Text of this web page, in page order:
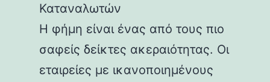
Καταναλωτών
Η φήμη είναι ένας από τους πιο
σαφείς δείκτες ακεραιότητας. Οι
εταιρείες με ικανοποιημένους